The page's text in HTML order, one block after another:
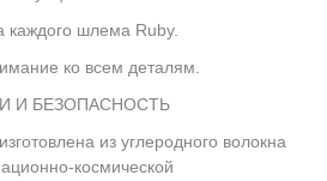
каждого шлема Ruby.
ко всем деталям.
И БЕЗОПАСНОСТЬ
из углеродного волокна
космической